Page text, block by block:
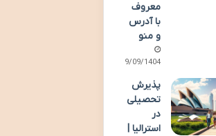
معروف
با آدرس
و منو
29/09/1404
پذیرش
تحصیلی
در
استرالیا |